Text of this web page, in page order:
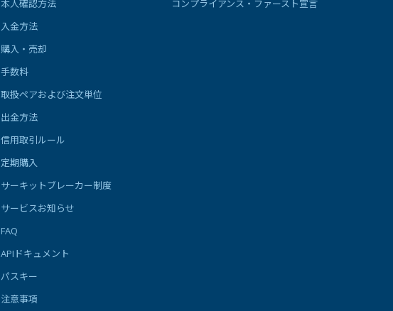
本人確認方法
入金方法
購入・売却
手数料
取扱ペアおよび注文単位
出金方法
信用取引ルール
定期購入
サーキットブレーカー制度
サービスお知らせ
FAQ
APIドキュメント
パスキー
注意事項
コンプライアンス・ファースト宣言